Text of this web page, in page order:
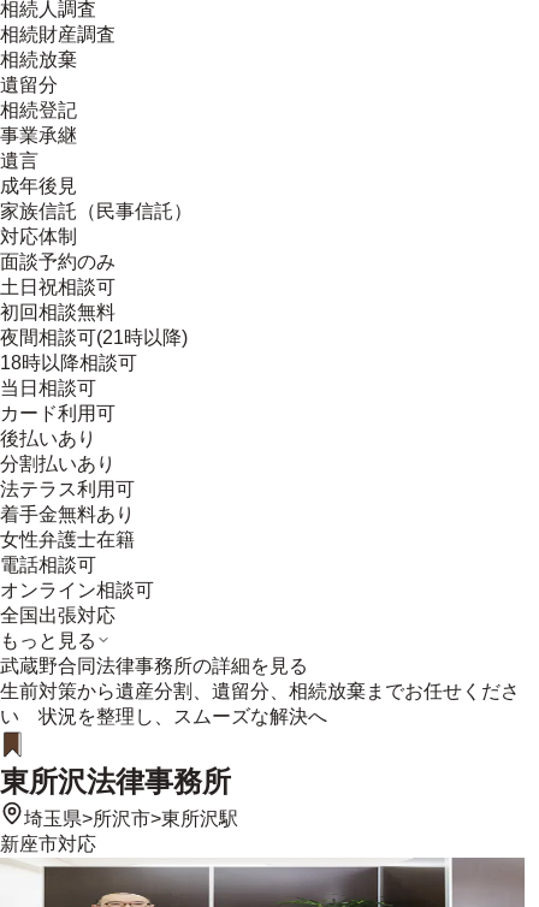
相続人調査
相続財産調査
相続放棄
遺留分
相続登記
事業承継
遺言
成年後見
家族信託（民事信託）
対応体制
面談予約のみ
土日祝相談可
初回相談無料
夜間相談可(21時以降)
18時以降相談可
当日相談可
カード利用可
後払いあり
分割払いあり
法テラス利用可
着手金無料あり
女性弁護士在籍
電話相談可
オンライン相談可
全国出張対応
もっと見る
武蔵野合同法律事務所の詳細を見る
生前対策から遺産分割、遺留分、相続放棄までお任せくださ
い 状況を整理し、スムーズな解決へ
東所沢法律事務所
埼玉県>所沢市>東所沢駅
新座市対応